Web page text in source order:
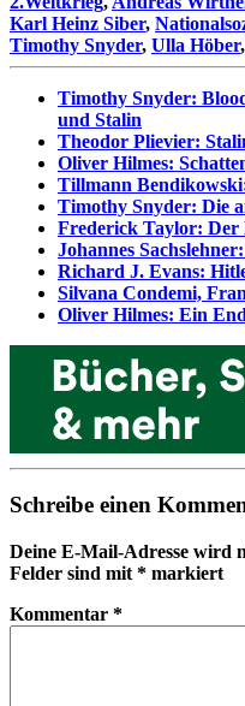
Karl Heinz Siber,
Timothy Snyder, Ulla Höber,
Timothy Snyder:
und Stalin
Theodor Plievier:
Oliver Hilmes:
Tillmann
Timothy Snyder: Die
Frederick Taylor: Der
Johannes
Richard J. Evans:
Silvana Condemi,
Oliver Hilmes: Ein
Schreibe einen
Deine E-Mail-Adresse wird
Felder sind mit * markiert
Kommentar *